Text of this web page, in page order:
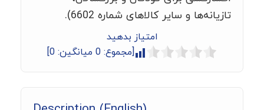
تازیانه‌ها و سایر کالاهای شماره 6602).
امتیاز بدهید
[مجموع: 0 میانگین: 0
]